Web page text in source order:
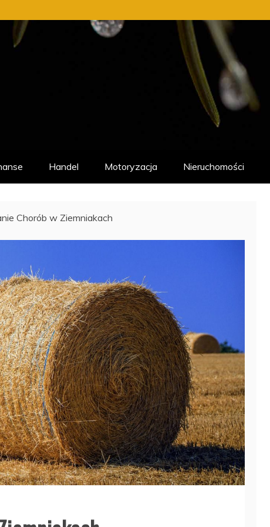
Handel Motoryzacja Nieruchomości
Chorób w Ziemniakach